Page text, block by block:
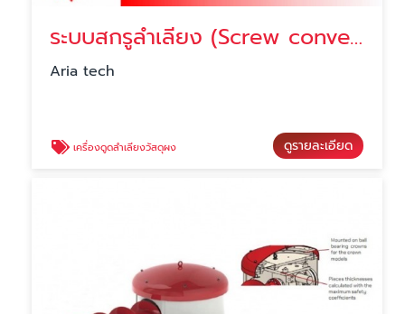
ระบบสกรูลำเลียง (Screw conveyor)
Aria tech
เครื่องดูดลำเลียงวัสดุผง ดูรายละเอียด